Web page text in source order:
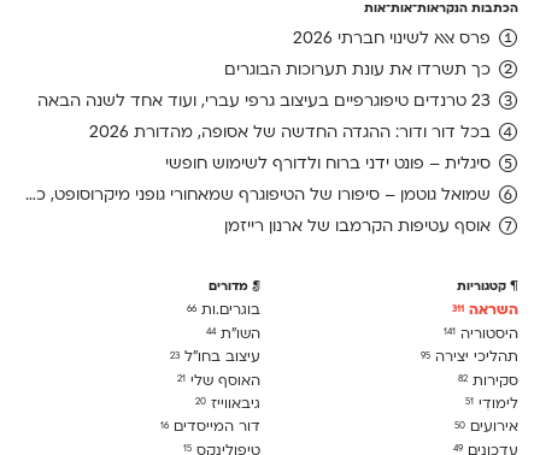
הכתבות הנקראות־אות־אות
פרס אאא לשינוי חברתי 2026
כך תשרדו את עונת תערוכות הבוגרים
23 טרנדים טיפוגרפיים בעיצוב גרפי עברי, ועוד אחד לשנה הבאה
בכל דור ודור: ההגדה החדשה של אסופה, מהדורת 2026
סיגלית – פונט ידני ברוח ולדורף לשימוש חופשי
שמואל גוטמן – סיפורו של הטיפוגרף שמאחורי גופני מיקרוסופט, כפי שנחשף בארכיון של נינתו
אוסף עטיפות הקרמבו של ארנון רייזמן
קטגוריות
השראה 311
היסטוריה 141
תהליכי יצירה 95
סקירות 82
לימודִי 51
אירועים 50
עדכונים 49
מדורים
בוגרים.ות66
השו״ת44
עיצוב בחו"ל23
האוסף שלי21
גיבאווייז20
דור המייסדים16
טיפולינקס15